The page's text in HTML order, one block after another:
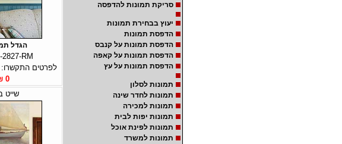
סריקת תמונות להדפסה
יעוץ בבחירת תמונות
הדפסת תמונות
הדפסת תמונות על קנבס
הדפסת תמונות על קאפה
הדפסת תמונות על עץ
תמונות לסלון
תמונות לחדר שינה
תמונות למכירה
תמונות יפות לבית
תמונות לפינת אוכל
תמונות למשרד
הגדל
2827-RM
לפרטים התקשרו: ... 09-
0 ₪
שייט